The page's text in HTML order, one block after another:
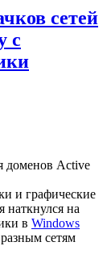
сетей
с
и графические
наткнулся на
в Windows
разным сетям